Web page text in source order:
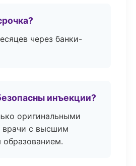
через банки-
инъекции?
оригинальными
врачи с высшим